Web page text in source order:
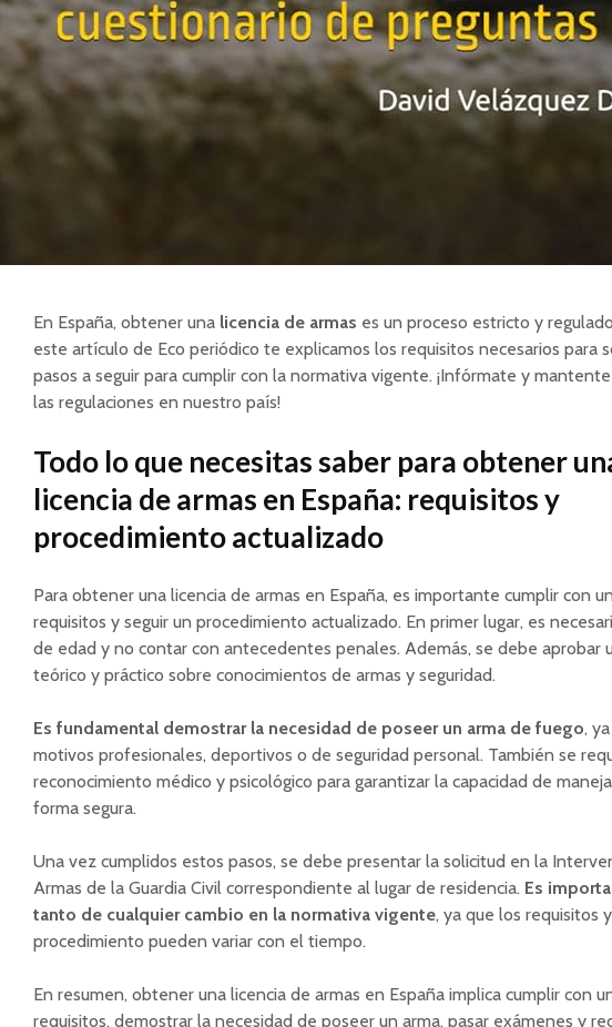
En España, obtener una licencia de armas es un proceso estricto y
este artículo de Eco periódico te explicamos los requisitos necesarios para
pasos a seguir para cumplir con la normativa vigente. ¡Infórmate y
las regulaciones en nuestro país!
Todo lo que necesitas saber para obtener
licencia de armas en España: requisitos y
procedimiento actualizado
Para obtener una licencia de armas en España, es importante cumplir con
requisitos y seguir un procedimiento actualizado. En primer lugar, es
de edad y no contar con antecedentes penales. Además, se debe aprobar
teórico y práctico sobre conocimientos de armas y seguridad.
Es fundamental demostrar la necesidad de poseer un arma de fuego,
motivos profesionales, deportivos o de seguridad personal. También se
reconocimiento médico y psicológico para garantizar la capacidad de
forma segura.
Una vez cumplidos estos pasos, se debe presentar la solicitud en la
Armas de la Guardia Civil correspondiente al lugar de residencia. Es
tanto de cualquier cambio en la normativa vigente, ya que los requisitos
procedimiento pueden variar con el tiempo.
En resumen, obtener una licencia de armas en España implica cumplir con
requisitos, demostrar la necesidad de poseer un arma, pasar exámenes y